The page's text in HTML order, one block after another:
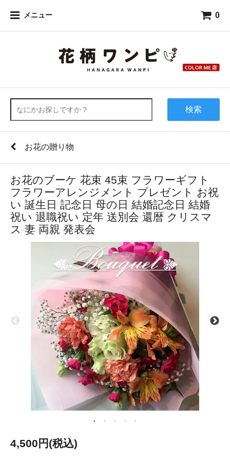
メニュー 0
検索
お花の贈り物
お花のブーケ 花束 45束 フラワーギフト
フラワーアレンジメント プレゼント お祝
い 誕生日 記念日 母の日 結婚記念日 結婚
祝い 退職祝い 定年 送別会 還暦 クリスマ
ス 妻 両親 発表会
4,500円(税込)